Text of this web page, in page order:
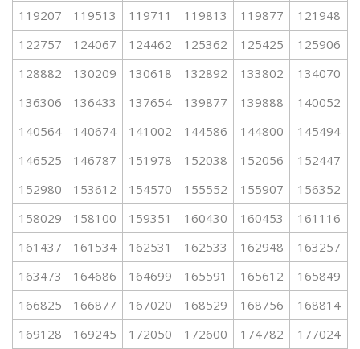
119207
119513 119711 119813 119877
121948
122757
124067 124462 125362 125425
125906
128882
130209 130618 132892 133802
134070
136306
136433 137654 139877 139888
140052
140564
140674 141002 144586 144800
145494
146525
146787 151978 152038 152056
152447
152980
153612 154570 155552 155907
156352
158029
158100 159351 160430 160453
161116
161437
161534 162531 162533 162948
163257
163473
164686 164699 165591 165612
165849
166825
166877 167020 168529 168756
168814
169128
169245 172050 172600 174782
177024